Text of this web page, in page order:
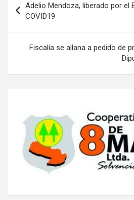
de
entradas
Adelio Mendoza, liberado por el
COVID19
Fiscalía se allana a pedido de